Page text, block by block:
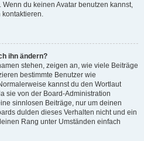
du keinen Avatar benutzen kannst,
kontaktieren.
ihn ändern?
stehen, zeigen an, wie viele Beiträge
bestimmte Benutzer wie
kannst du den Wortlaut
sie von der Board-Administration
sinnlosen Beiträge, nur um deinen
dulden dieses Verhalten nicht und ein
Rang unter Umständen einfach